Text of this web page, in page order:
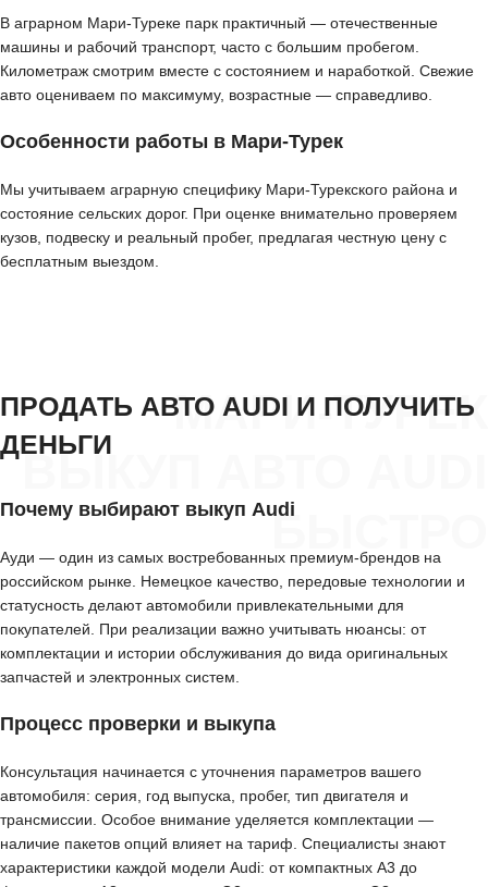
В аграрном Мари-Туреке парк практичный — отечественные
машины и рабочий транспорт, часто с большим пробегом.
Километраж смотрим вместе с состоянием и наработкой. Свежие
авто оцениваем по максимуму, возрастные — справедливо.
Особенности работы в Мари-Турек
Мы учитываем аграрную специфику Мари-Турекского района и
состояние сельских дорог. При оценке внимательно проверяем
кузов, подвеску и реальный пробег, предлагая честную цену с
бесплатным выездом.
МАРИ-ТУРЕК
ВЫКУП АВТО AUDI
БЫСТРО
ПРОДАТЬ АВТО AUDI И ПОЛУЧИТЬ
ДЕНЬГИ
Почему выбирают выкуп Audi
Ауди — один из самых востребованных премиум-брендов на
российском рынке. Немецкое качество, передовые технологии и
статусность делают автомобили привлекательными для
покупателей. При реализации важно учитывать нюансы: от
комплектации и истории обслуживания до вида оригинальных
запчастей и электронных систем.
Процесс проверки и выкупа
Консультация начинается с уточнения параметров вашего
автомобиля: серия, год выпуска, пробег, тип двигателя и
трансмиссии. Особое внимание уделяется комплектации —
наличие пакетов опций влияет на тариф. Специалисты знают
характеристики каждой модели Audi: от компактных A3 до